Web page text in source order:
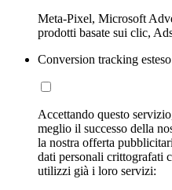
Meta-Pixel, Microsoft
prodotti basate sui clic,
Conversion tracking esteso
Accettando questo
meglio il successo della
la nostra offerta
dati personali crittografati
utilizzi già i loro servizi: